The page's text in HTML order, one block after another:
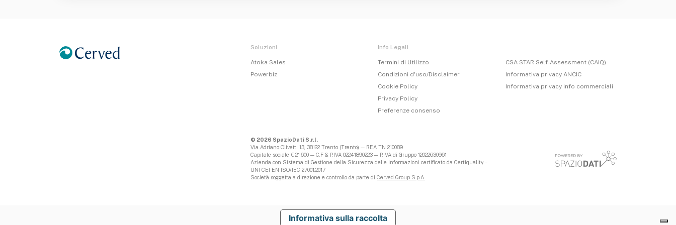
Soluzioni
Atoka Sales
Powerbiz
Info Legali
Termini di Utilizzo
Condizioni d'uso/Disclaimer
Cookie Policy
Privacy Policy
Preferenze consenso
CSA STAR Self-Assessment (CAIQ)
Informativa privacy ANCIC
Informativa privacy info commerciali
© 2026 SpazioDati S.r.l.
Via Adriano Olivetti 13, 38122 Trento (Trento) — REA TN 210089
Capitale sociale € 21.600 — C.F & P.IVA 02241890223 — P.IVA di Gruppo 12022630961
Azienda con Sistema di Gestione della Sicurezza delle Informazioni certificato da Certiquality –
UNI CEI EN ISO/IEC 27001:2017
Società soggetta a direzione e controllo da parte di Cerved Group S.p.A.
Informativa sulla raccolta